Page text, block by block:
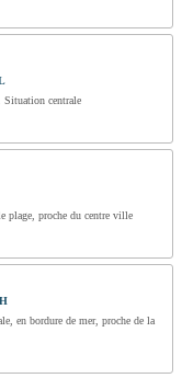
Situation centrale
plage, proche du centre ville
en bordure de mer, proche de la